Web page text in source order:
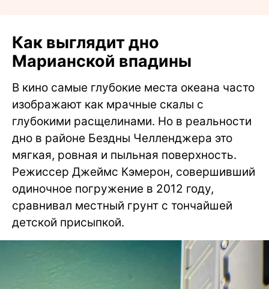
Как выглядит дно
Марианской впадины
В кино самые глубокие места океана часто
изображают как мрачные скалы с
глубокими расщелинами. Но в реальности
дно в районе Бездны Челленджера это
мягкая, ровная и пыльная поверхность.
Режиссер Джеймс Кэмерон, совершивший
одиночное погружение в 2012 году,
сравнивал местный грунт с тончайшей
детской присыпкой.